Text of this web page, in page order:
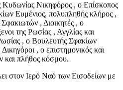
Κυδωνίας Νικηφόρος , ο Επίσκοπος
Ευμένιος, πολυπληθής κλήρος ,
, Διοικητές , ο
της Ρωσίας , Αγγλίας και
, ο Βουλευτής Σφακίων
, ο επιστημονικός και
και πλήθος κόσμου.
στον Ιερό Ναό των Εισοδείων με